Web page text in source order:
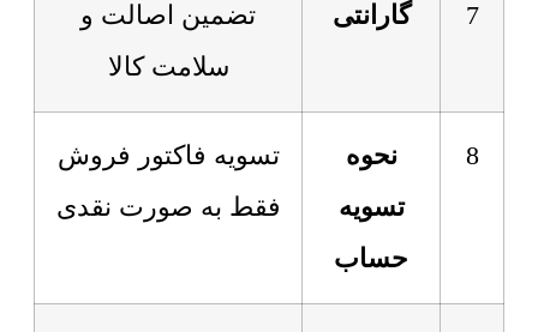
7 گارانتی
تضمین اصالت و
سلامت کالا
8
نحوه
تسویه
حساب
تسویه فاکتور فروش
فقط به صورت نقدی